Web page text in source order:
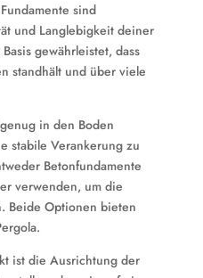
sind
und Langlebigkeit deiner
gewährleistet, dass
standhält und über viele
in den Boden
stabile Verankerung zu
Betonfundamente
verwenden, um die
Beide Optionen bieten
ist die Ausrichtung der